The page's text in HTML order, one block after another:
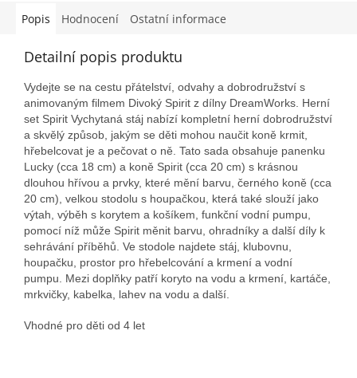
Popis Hodnocení Ostatní informace
Detailní popis produktu
Vydejte se na cestu přátelství, odvahy a dobrodružství s
animovaným filmem Divoký Spirit z dílny DreamWorks. Herní
set Spirit Vychytaná stáj nabízí kompletní herní dobrodružství
a skvělý způsob, jakým se děti mohou naučit koně krmit,
hřebelcovat je a pečovat o ně. Tato sada obsahuje panenku
Lucky (cca 18 cm) a koně Spirit (cca 20 cm) s krásnou
dlouhou hřívou a prvky, které mění barvu, černého koně (cca
20 cm), velkou stodolu s houpačkou, která také slouží jako
výtah, výběh s korytem a košíkem, funkční vodní pumpu,
pomocí níž může Spirit měnit barvu, ohradníky a další díly k
sehrávání příběhů. Ve stodole najdete stáj, klubovnu,
houpačku, prostor pro hřebelcování a krmení a vodní
pumpu. Mezi doplňky patří koryto na vodu a krmení, kartáče,
mrkvičky, kabelka, lahev na vodu a další.
Vhodné pro děti od 4 let